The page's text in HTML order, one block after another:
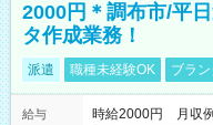
2000円＊調布市/平
タ作成業務！
派遣 職種未経験OK ブラ
給与
時給2000円 月収